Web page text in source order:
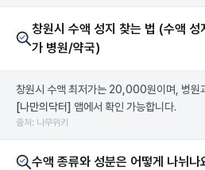
창원시 수액 성지 찾는 법 (수액 성
가 병원/약국)
창원시 수액 최저가는 20,000원이며, 병원
[나만의닥터] 앱에서 확인 가능합니다.
출처: 나무위키
수액 종류와 성분은 어떻게 나뉘나